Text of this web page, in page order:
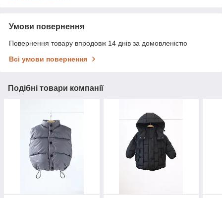
Умови повернення
Повернення товару впродовж 14 днів за домовленістю
Всі умови повернення
Подібні товари компанії